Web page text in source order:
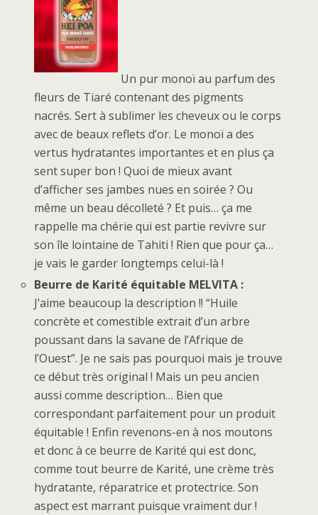
Un pur monoï au parfum des
fleurs de Tiaré contenant des pigments
nacrés. Sert à sublimer les cheveux ou le corps
avec de beaux reflets d’or. Le monoï a des
vertus hydratantes importantes et en plus ça
sent super bon ! Quoi de mieux avant
d’afficher ses jambes nues en soirée ? Ou
même un beau décolleté ? Et puis… ça me
rappelle ma chérie qui est partie revivre sur
son île lointaine de Tahiti ! Rien que pour ça…
je vais le garder longtemps celui-là !
Beurre de Karité équitable MELVITA :
J’aime beaucoup la description !! “Huile
concrète et comestible extrait d’un arbre
poussant dans la savane de l’Afrique de
l’Ouest”. Je ne sais pas pourquoi mais je trouve
ce début très original ! Mais un peu ancien
aussi comme description… Bien que
correspondant parfaitement pour un produit
équitable ! Enfin revenons-en à nos moutons
et donc à ce beurre de Karité qui est donc,
comme tout beurre de Karité, une crème très
hydratante, réparatrice et protectrice. Son
aspect est marrant puisque vraiment dur !